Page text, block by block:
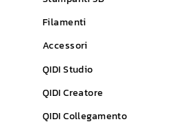
Filamenti
Accessori
QIDIStudio
QIDICreatore
QIDICollegamento